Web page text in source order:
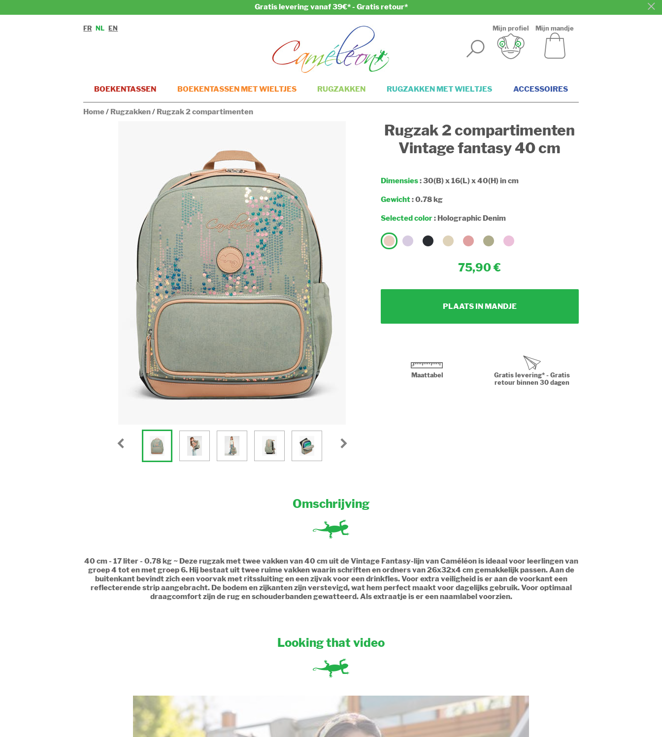
Gratis levering vanaf 39€* - Gratis retour*
FR NL EN Mijn profiel Mijn mandje
BOEKENTASSEN BOEKENTASSEN MET WIELTJES RUGZAKKEN RUGZAKKEN MET WIELTJES ACCESSOIRES
Home/ Rugzakken/ Rugzak 2 compartimenten
Rugzak 2 compartimenten
Vintage fantasy 40 cm
Dimensies: 30(B) x 16(L) x 40(H) in cm
Gewicht: 0.78 kg
Selected color: Holographic Denim
75,90
PLAATS IN MANDJE
Maattabel
Gratis levering* - Gratis
retour binnen 30 dagen
Omschrijving
40 cm - 17 liter - 0.78 kg ~ Deze rugzak met twee vakken van 40 cm uit de Vintage Fantasy-lijn van Caméléon is ideaal voor leerlingen van
groep 4 tot en met groep 6. Hij bestaat uit twee ruime vakken waarin schriften en ordners van 26x32x4 cm gemakkelijk passen. Aan de
buitenkant bevindt zich een voorvak met ritssluiting en een zijvak voor een drinkfles. Voor extra veiligheid is er aan de voorkant een
reflecterende strip aangebracht. De bodem en zijkanten zijn verstevigd, wat hem perfect maakt voor dagelijks gebruik. Voor optimaal
draagcomfort zijn de rug en schouderbanden gewatteerd. Als extraatje is er een naamlabel voorzien.
Looking that video